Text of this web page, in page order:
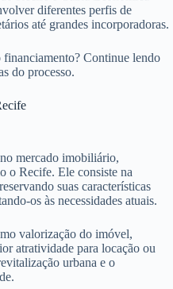
diferentes perfis de
até grandes incorporadoras.
Continue lendo
do processo.
mercado imobiliário,
o Recife. Ele consiste na
suas características
os às necessidades atuais.
valorização do imóvel,
atratividade para locação ou
urbana e o